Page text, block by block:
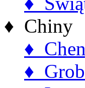
♦ Chiny
♦
♦